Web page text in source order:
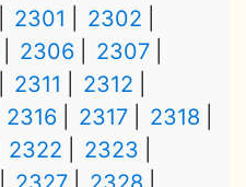
2301
2302
2306
2307
2311
2312
2316 2317
2318
2322
2323